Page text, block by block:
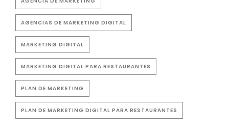
AGENCIAS DE MARKETING DIGITAL
MARKETING DIGITAL
MARKETING DIGITAL PARA RESTAURANTES
PLAN DE MARKETING
PLAN DE MARKETING DIGITAL PARA RESTAURANTES